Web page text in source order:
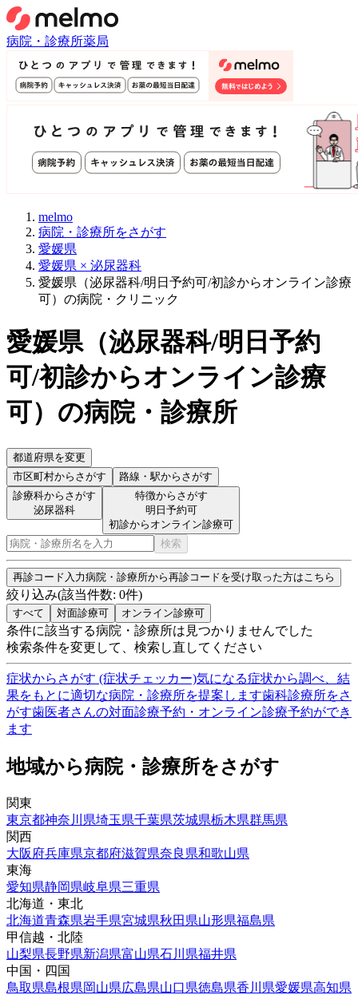
病院・診療所薬局
melmo
病院・診療所をさがす
愛媛県
愛媛県 × 泌尿器科
愛媛県（泌尿器科/明日予約可/初診からオンライン診療
可）の病院・クリニック
愛媛県（泌尿器科/明日予約
可/初診からオンライン診療
可） の病院・診療所
都道府県を変更
市区町村からさがす 路線・駅からさがす
診療科からさがす
泌尿器科
特徴からさがす
明日予約可
初診からオンライン診療可
検索
再診コード入力病院・診療所から再診コードを受け取った方はこちら
絞り込み(該当件数: 0件)
すべて 対面診療可 オンライン診療可
条件に該当する病院・診療所は見つかりませんでした
検索条件を変更して、検索し直してください
症状からさがす (症状チェッカー)気になる症状から調べ、結
果をもとに適切な病院・診療所を提案します歯科診療所をさ
がす歯医者さんの対面診療予約・オンライン診療予約ができ
ます
地域から病院・診療所をさがす
関東
東京都神奈川県埼玉県千葉県茨城県栃木県群馬県
関西
大阪府兵庫県京都府滋賀県奈良県和歌山県
東海
愛知県静岡県岐阜県三重県
北海道・東北
北海道青森県岩手県宮城県秋田県山形県福島県
甲信越・北陸
山梨県長野県新潟県富山県石川県福井県
中国・四国
鳥取県島根県岡山県広島県山口県徳島県香川県愛媛県高知県